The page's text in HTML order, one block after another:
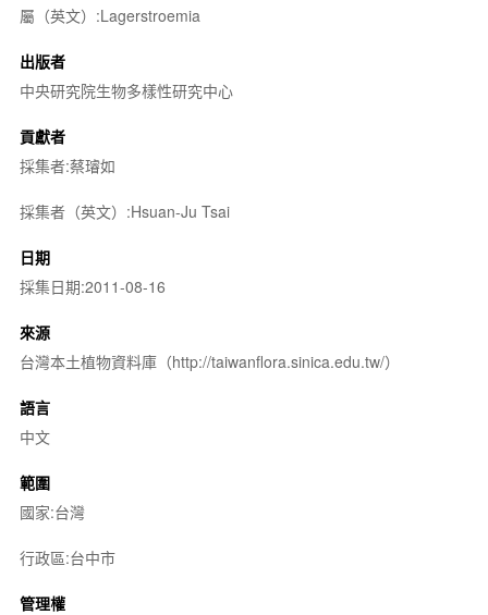
屬（英文）:Lagerstroemia
出版者
中央研究院生物多樣性研究中心
貢獻者
採集者:蔡璿如
採集者（英文）:Hsuan-Ju Tsai
日期
採集日期:2011-08-16
來源
台灣本土植物資料庫（http://taiwanflora.sinica.edu.tw/）
語言
中文
範圍
國家:台灣
行政區:台中市
管理權